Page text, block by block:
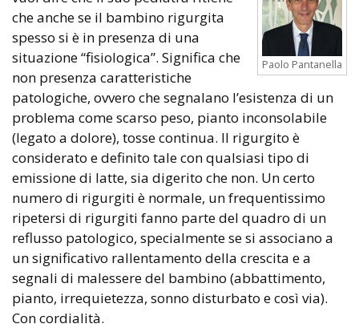
Paolo Pantanella
che anche se il bambino rigurgita
spesso si è in presenza di una
situazione “fisiologica”. Significa che
non presenza caratteristiche
patologiche, ovvero che segnalano l’esistenza di un
problema come scarso peso, pianto inconsolabile
(legato a dolore), tosse continua. Il rigurgito è
considerato e definito tale con qualsiasi tipo di
emissione di latte, sia digerito che non. Un certo
numero di rigurgiti è normale, un frequentissimo
ripetersi di rigurgiti fanno parte del quadro di un
reflusso patologico, specialmente se si associano a
un significativo rallentamento della crescita e a
segnali di malessere del bambino (abbattimento,
pianto, irrequietezza, sonno disturbato e così via).
Con cordialità.